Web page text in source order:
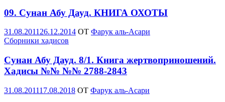
09. Сунан Абу Дауд. КНИГА ОХОТЫ
Опубликовано
31.08.201126.12.2014 OT Фарук аль-Асари
Сборники хадисов
Сунан Абу Дауд. 8/1. Книга жертвоприношений.
Хадисы №№ №№ 2788-2843
Опубликовано
31.08.201117.08.2018 OT Фарук аль-Асари